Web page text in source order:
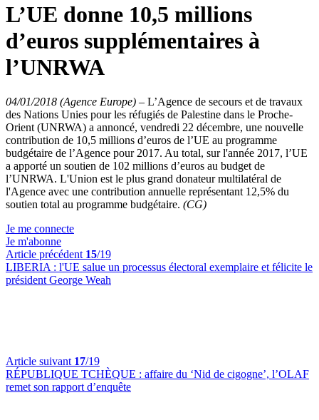
L’UE donne 10,5 millions
d’euros supplémentaires à
l’UNRWA
04/01/2018 (Agence Europe) – L’Agence de secours et de travaux
des Nations Unies pour les réfugiés de Palestine dans le Proche-
Orient (UNRWA) a annoncé, vendredi 22 décembre, une nouvelle
contribution de 10,5 millions d’euros de l’UE au programme
budgétaire de l’Agence pour 2017. Au total, sur l'année 2017, l’UE
a apporté un soutien de 102 millions d’euros au budget de
l’UNRWA. L'Union est le plus grand donateur multilatéral de
l'Agence avec une contribution annuelle représentant 12,5% du
soutien total au programme budgétaire. (CG)
Je me connecte
Je m'abonne
Article précédent 15/19
LIBERIA : l'UE salue un processus électoral exemplaire et félicite le
président George Weah
Article suivant 17/19
RÉPUBLIQUE TCHÈQUE : affaire du ‘Nid de cigogne’, l’OLAF
remet son rapport d’enquête